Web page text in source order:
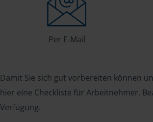
Per E-Mail
Damit Sie sich gut vorbereiten können
hier eine Checkliste für Arbeitnehmer,
Verfügung.